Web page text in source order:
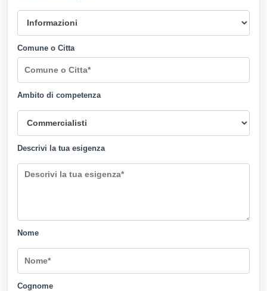
Comune o Citta
Ambito di competenza
Descrivi la tua esigenza
Nome
Cognome